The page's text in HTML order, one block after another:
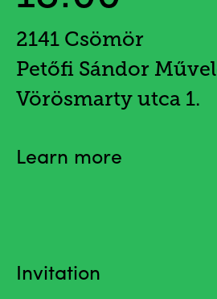
2141 Csömör
Petőfi Sándor
Vörösmarty utca 1.
Learn more
Invitation